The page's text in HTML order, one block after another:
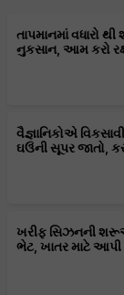
તાપમાનમાં વધારો
નુકસાન, આમ કરો
વૈજ્ઞાનિકોએ
ઘઉંની સૂપર જાતો,
ખરીફ સિઝનની
ભેટ, ખાતર માટે આપી